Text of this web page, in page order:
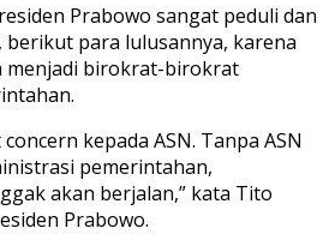
Prabowo sangat peduli dan
berikut para lulusannya, karena
menjadi birokrat-birokrat
kepada ASN. Tanpa ASN
pemerintahan,
akan berjalan,” kata Tito
Prabowo.